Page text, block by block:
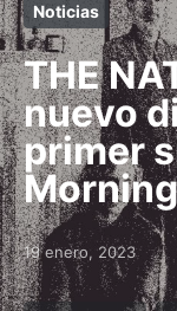
Noticias
THE
nuevo
primer
Posted on
19 enero, 2023